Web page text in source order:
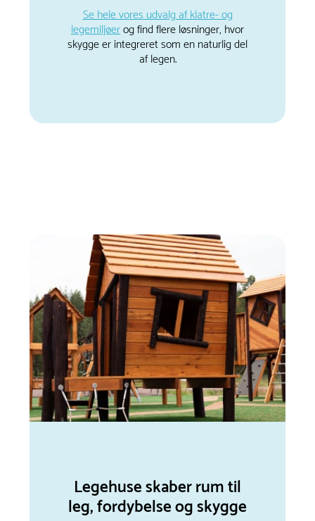
Se hele vores udvalg af klatre- og
legemiljøerog find flere løsninger, hvor
skygge er integreret som en naturlig del
af legen.
Legehuse skaber rum til
leg, fordybelse og skygge